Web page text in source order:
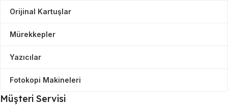
Orijinal Kartuşlar
Mürekkepler
Yazıcılar
Fotokopi Makineleri
Müşteri Servisi